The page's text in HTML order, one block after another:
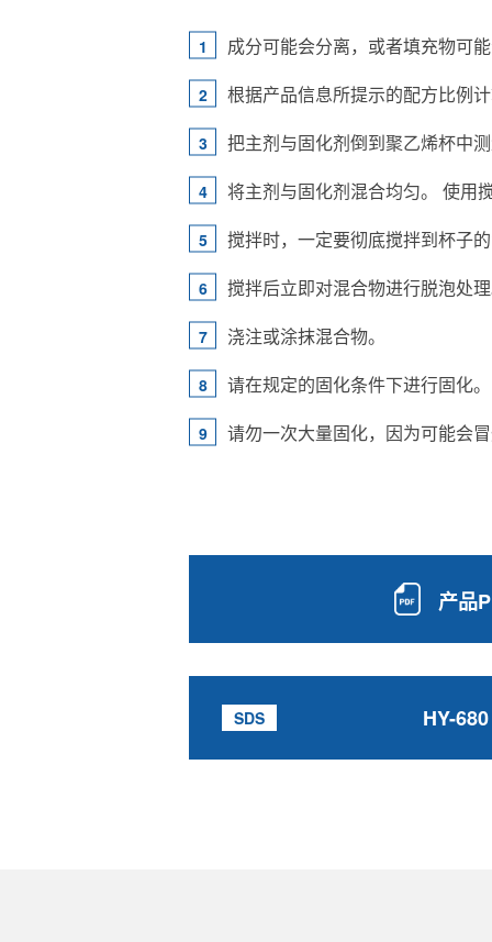
成分可能会分离，或者填充物可
根据产品信息所提示的配方比例
把主剂与固化剂倒到聚乙烯杯中
将主剂与固化剂混合均匀。 使用
搅拌时，一定要彻底搅拌到杯子
搅拌后立即对混合物进行脱泡处
浇注或涂抹混合物。
请在规定的固化条件下进行固化。
请勿一次大量固化，因为可能会
产品
HY-680